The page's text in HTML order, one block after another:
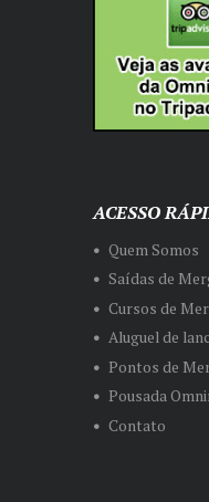
ACESSO
Quem Somos
Saídas de
Cursos de
Aluguel de
Pontos de
Pousada
Contato